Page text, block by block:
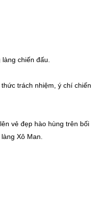
chiến đấu.
trách nhiệm, ý chí chiến
vẻ đẹp hào hùng trên bối
Xô Man.